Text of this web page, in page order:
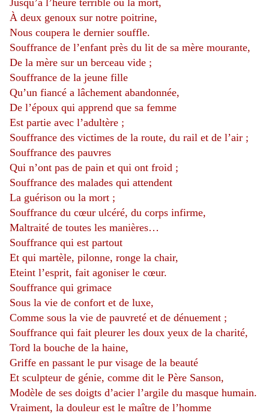
Jusqu’à l’heure terrible où la mort,
À deux genoux sur notre poitrine,
Nous coupera le dernier souffle.
Souffrance de l’enfant près du lit de sa mère mourante,
De la mère sur un berceau vide ;
Souffrance de la jeune fille
Qu’un fiancé a lâchement abandonnée,
De l’époux qui apprend que sa femme
Est partie avec l’adultère ;
Souffrance des victimes de la route, du rail et de l’air ;
Souffrance des pauvres
Qui n’ont pas de pain et qui ont froid ;
Souffrance des malades qui attendent
La guérison ou la mort ;
Souffrance du cœur ulcéré, du corps infirme,
Maltraité de toutes les manières…
Souffrance qui est partout
Et qui martèle, pilonne, ronge la chair,
Eteint l’esprit, fait agoniser le cœur.
Souffrance qui grimace
Sous la vie de confort et de luxe,
Comme sous la vie de pauvreté et de dénuement ;
Souffrance qui fait pleurer les doux yeux de la charité,
Tord la bouche de la haine,
Griffe en passant le pur visage de la beauté
Et sculpteur de génie, comme dit le Père Sanson,
Modèle de ses doigts d’acier l’argile du masque humain.
Vraiment, la douleur est le maître de l’homme